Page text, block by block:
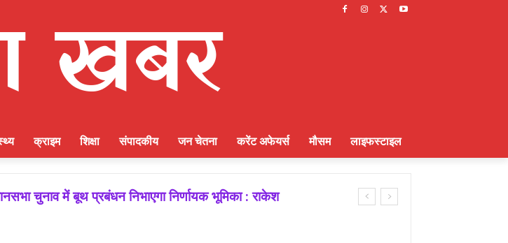
क्राइम शिक्षा संपादकीय जन चेतना करेंट अफेयर्स मौसम लाइफस्टाइल
चुनाव में बूथ प्रबंधन निभाएगा निर्णायक भूमिका : राकेश